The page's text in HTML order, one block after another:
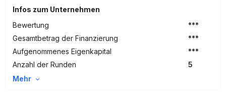
Infos zum Unternehmen
Bewertung
***
Gesamtbetrag der Finanzierung
***
Aufgenommenes Eigenkapital
***
Anzahl der Runden
5
Mehr